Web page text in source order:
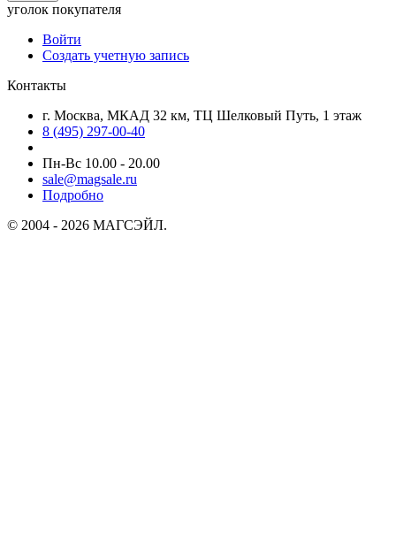
уголок покупателя
Войти
Создать учетную запись
Контакты
г. Москва, МКАД 32 км, ТЦ Шелковый Путь, 1 этаж
8 (495) 297-00-40
Пн-Вс 10.00 - 20.00
sale@magsale.ru
Подробно
© 2004 - 2026 МАГСЭЙЛ.